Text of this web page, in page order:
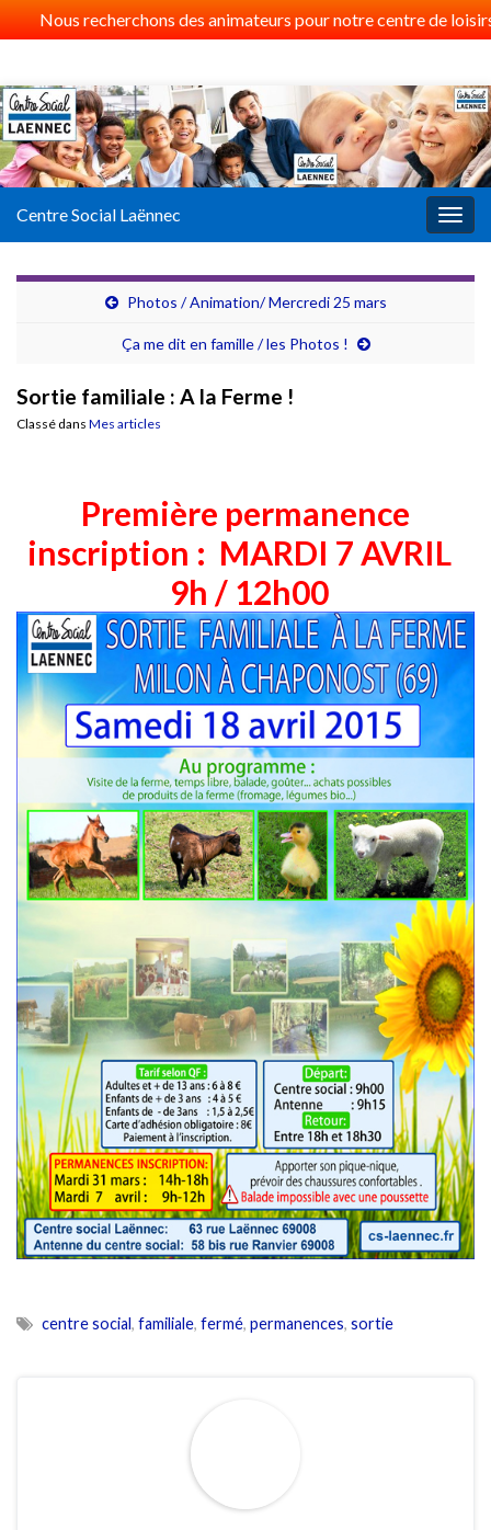
Nous recherchons des animateurs pour notre centre de
Centre Social Laënnec
Photos / Animation/ Mercredi 25 mars
Ça me dit en famille / les Photos !
Sortie familiale : A la Ferme !
Classé dans Mes articles
Première permanence
inscription : MARDI 7 AVRIL
9h / 12h00
centre social, familiale, fermé, permanences, sortie